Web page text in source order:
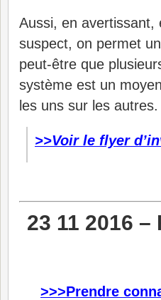
Aussi, en avertissant,
suspect, on permet
peut-être que
système est un
les uns sur les autres.
>>Voir le flyer
23 11 2016
>>>Prendre